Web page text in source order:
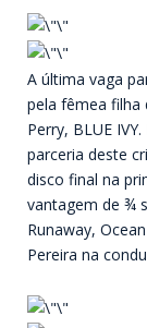
A última vaga
pela fêmea filha
Perry, BLUE
parceria deste
disco final na
vantagem de ¾
Runaway,
Pereira na